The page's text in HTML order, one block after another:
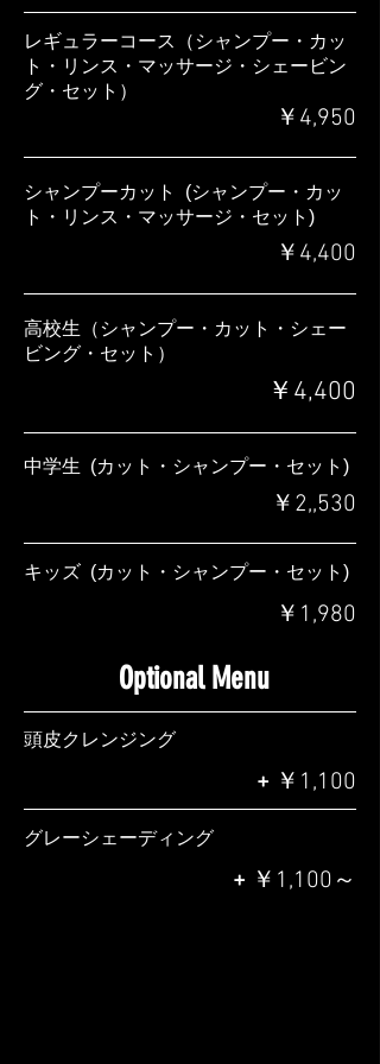
レギュラーコース（シャンプー・カッ
ト・リンス・マッサージ・シェービン
グ・セット）
​￥ 4,950
シャンプーカット (シャンプー・カッ
ト・リンス・マッサージ・セット)
￥4,400
高校生（シャンプー・カット・シェー
ビング・セット）
￥4,400
中学生 (カット・ シャンプー・ セット)
￥2,,530
キッズ (カット・シャンプー・セット)
￥1,980
Optional Menu
​頭皮クレンジング
+ ￥1,100
グレーシェーディング
+ ￥1,100～